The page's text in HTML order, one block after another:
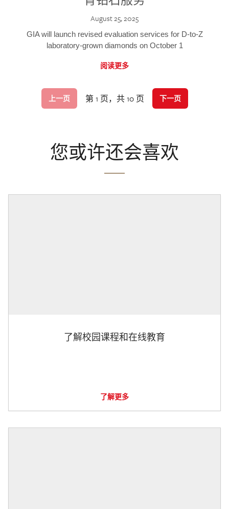
August 25, 2025
GIA will launch revised evaluation services for D-to-Z
laboratory-grown diamonds on October 1
阅读更多
上一页 第 1 页，共 10 页 下一页
您或许还会喜欢
了解校园课程和在线教育
了解更多